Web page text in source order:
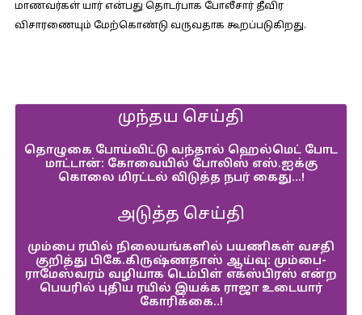
மாணவர்கள் யார் என்பது தொடர்பாக போலீசார் தீவிர
விசாரணையும் மேற்கொண்டு வருவதாக கூறப்படுகிறது.
முந்தய செய்தி
தொழுகை போய்விட்டு வந்தால் ஹெல்மெட் போட
மாட்டான்: கோவையில் போலிஸ் எஸ்.ஐக்கு
கொலை மிரட்டல் விடுத்த நபர் கைது…!
அடுத்த செய்தி
மும்பை ரயில் நிலையங்களில் பயணிகள் வசதி
குறித்து பிகே.கிருஷ்ணதாஸ் ஆய்வு: மும்பை-
ராமேஸ்வரம் வழியாக டெம்பிள் எக்ஸ்பிரஸ் என்ற
பெயரில் புதிய ரயில் இயக்க ராஜா உடையார்
கோரிக்கை..!